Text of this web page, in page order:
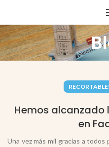
Hemos alcanzado
en
Una vez más mil gracias a todos